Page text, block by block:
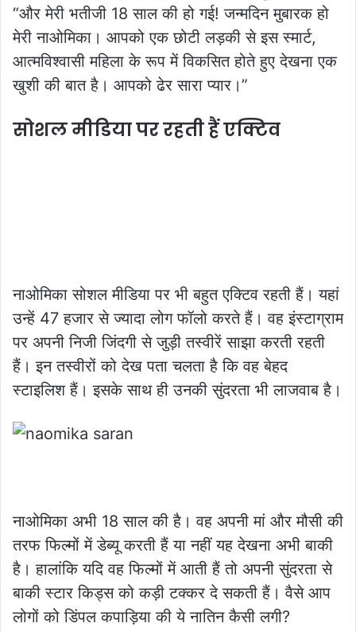
“और मेरी भतीजी 18 साल की हो गई! जन्मदिन मुबारक हो
मेरी नाओमिका। आपको एक छोटी लड़की से इस स्मार्ट,
आत्मविश्वासी महिला के रूप में विकसित होते हुए देखना एक
खुशी की बात है। आपको ढेर सारा प्यार।”
सोशल मीडिया पर रहती हैं एक्टिव
नाओमिका सोशल मीडिया पर भी बहुत एक्टिव रहती हैं। यहां
उन्हें 47 हजार से ज्यादा लोग फॉलो करते हैं। वह इंस्टाग्राम
पर अपनी निजी जिंदगी से जुड़ी तस्वीरें साझा करती रहती
हैं। इन तस्वीरों को देख पता चलता है कि वह बेहद
स्टाइलिश हैं। इसके साथ ही उनकी सुंदरता भी लाजवाब है।
नाओमिका अभी 18 साल की है। वह अपनी मां और मौसी की
तरफ फिल्मों में डेब्यू करती हैं या नहीं यह देखना अभी बाकी
है। हालांकि यदि वह फिल्मों में आती हैं तो अपनी सुंदरता से
बाकी स्टार किड्स को कड़ी टक्कर दे सकती हैं। वैसे आप
लोगों को डिंपल कपाड़िया की ये नातिन कैसी लगी?